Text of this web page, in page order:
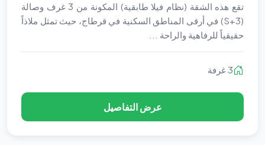
تقع هذه الشقة (نظام فيلا طابقية) المكونة من 3 غرف وصالة
(S+3) في أرقى المناطق السكنية في قرطاج، حيث تمثل ملاذاً
حقيقياً للرفاهية والراحة ...
3 غرفة
عرض التفاصيل